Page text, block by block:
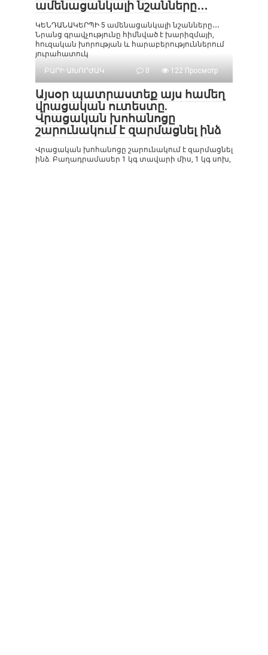
ամենացանկալի նշանները․․․
ԿԵՆԴԱՆԱԿԵՐՊԻ 5 ամենացանկալի նշանները․․․
Նրանց գրավչությունը հիմնված է խարիզմայի,
հուզական խորության և հարաբերություններում
յուրահատուկ
ԲԱՐԻ ԱԽՈՐԺԱԿ
0 122 Просмотр
Այսօր պատրաստեք այս համեղ
վրացական ուտեստը.
Վրացական խոհանոցը
շարունակում է զարմացնել ինձ
Վրացական խոհանոցը շարունակում է զարմացնել
ինձ. Բաղադրամասեր 1 կգ տավարի միս, 1 կգ սոխ,